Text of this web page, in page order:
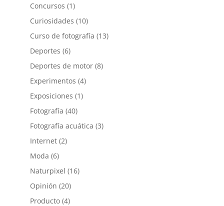
Concursos (1)
Curiosidades (10)
Curso de fotografía (13)
Deportes (6)
Deportes de motor(8)
Experimentos (4)
Exposiciones (1)
Fotografía (40)
Fotografía acuática (3)
Internet(2)
Moda (6)
Naturpixel (16)
Opinión (20)
Producto(4)